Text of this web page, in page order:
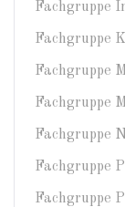
Fachgruppe
Fachgruppe
Fachgruppe
Fachgruppe
Fachgruppe
Fachgruppe
Fachgruppe